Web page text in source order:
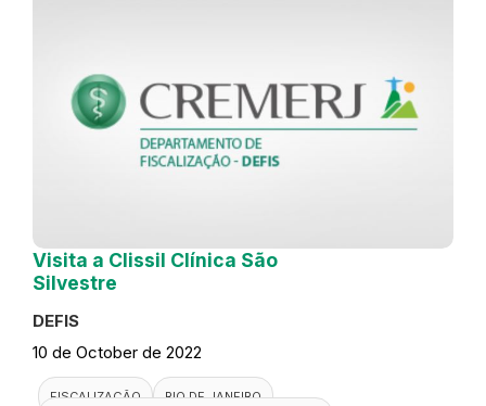
Visita a Clissil Clínica São
Silvestre
DEFIS
10 de October de 2022
FISCALIZAÇÃO RIO DE JANEIRO